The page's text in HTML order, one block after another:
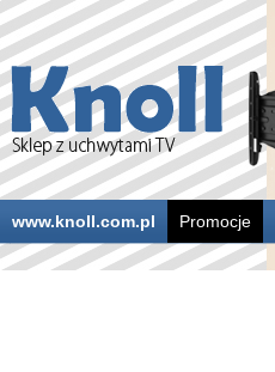
www.knoll.com.pl Promocje